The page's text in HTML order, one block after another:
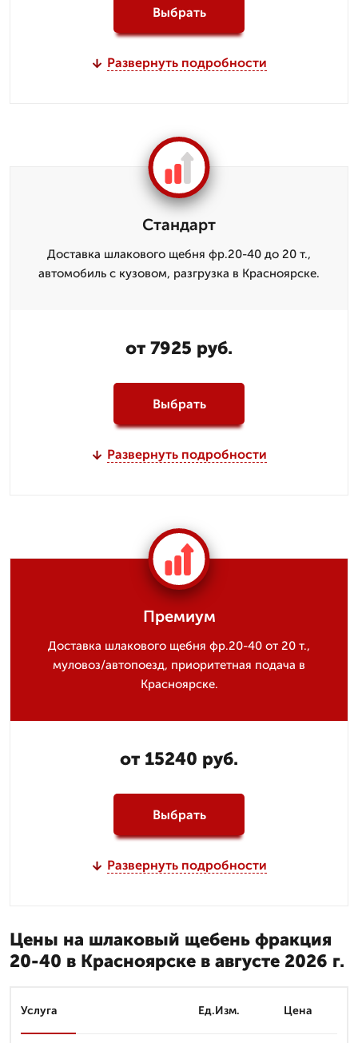
Выбрать
Развернуть подробности
Стандарт
Доставка шлакового щебня фр.20-40 до 20 т.,
автомобиль с кузовом, разгрузка в Красноярске.
от 7925 руб.
Выбрать
Развернуть подробности
Премиум
Доставка шлакового щебня фр.20-40 от 20 т.,
муловоз/автопоезд, приоритетная подача в
Красноярске.
от 15240 руб.
Выбрать
Развернуть подробности
Цены на шлаковый щебень фракция
20-40 в Красноярске в августе 2026 г.
Услуга Ед.Изм. Цена